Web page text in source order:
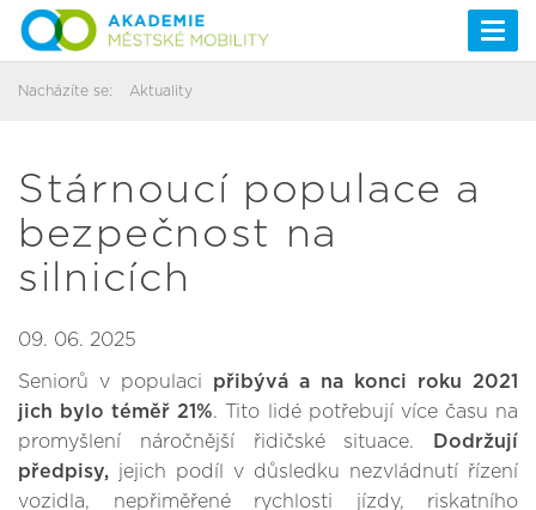
Nacházíte se: Aktuality
Stárnoucí populace a
bezpečnost na
silnicích
09. 06. 2025
Seniorů v populaci přibývá a na konci roku 2021
jich bylo téměř 21%. Tito lidé potřebují více času na
promyšlení náročnější řidičské situace.
Dodržují
předpisy, jejich podíl v důsledku nezvládnutí řízení
vozidla, nepřiměřené rychlosti jízdy, riskatního